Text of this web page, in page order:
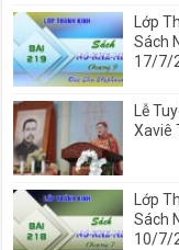
Lớp
Sách
17/7/
Lễ
Xaviê
Lớp
Sách
10/7/